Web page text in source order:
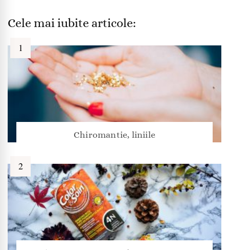
Cele mai iubite articole:
Chiromantie, liniile